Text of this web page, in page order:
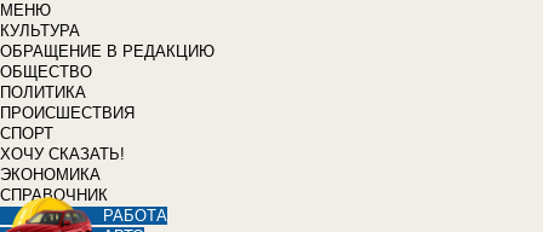
МЕНЮ
КУЛЬТУРА
ОБРАЩЕНИЕ В РЕДАКЦИЮ
ОБЩЕСТВО
ПОЛИТИКА
ПРОИСШЕСТВИЯ
СПОРТ
ХОЧУ СКАЗАТЬ!
ЭКОНОМИКА
СПРАВОЧНИК
РАБОТА